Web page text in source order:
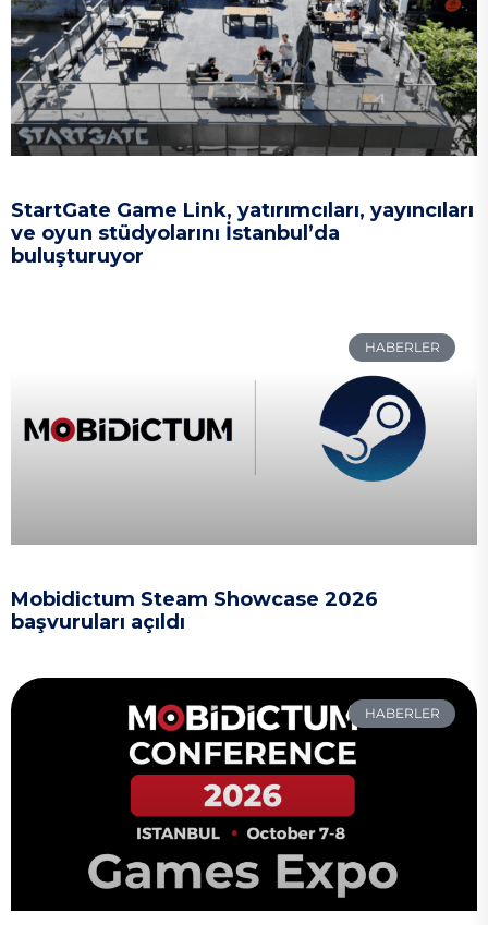
StartGate Game Link, yatırımcıları, yayıncıları
ve oyun stüdyolarını İstanbul’da
buluşturuyor
HABERLER
Mobidictum Steam Showcase 2026
başvuruları açıldı
HABERLER